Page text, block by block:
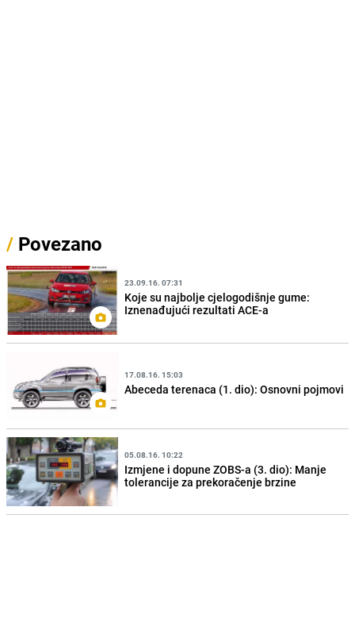
/ Povezano
23.09.16. 07:31
Koje su najbolje cjelogodišnje gume:
Iznenađujući rezultati ACE-a
17.08.16. 15:03
Abeceda terenaca (1. dio): Osnovni pojmovi
05.08.16. 10:22
Izmjene i dopune ZOBS-a (3. dio): Manje
tolerancije za prekoračenje brzine